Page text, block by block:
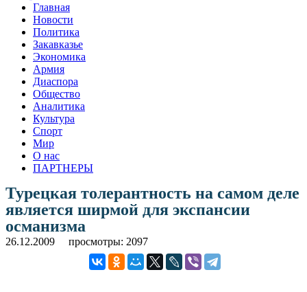
Главная
Новости
Политика
Закавказье
Экономика
Армия
Диаспора
Общество
Аналитика
Культура
Спорт
Мир
О нас
ПАРТНЕРЫ
Турецкая толерантность на самом деле
является ширмой для экспансии
османизма
26.12.2009 просмотры: 2097